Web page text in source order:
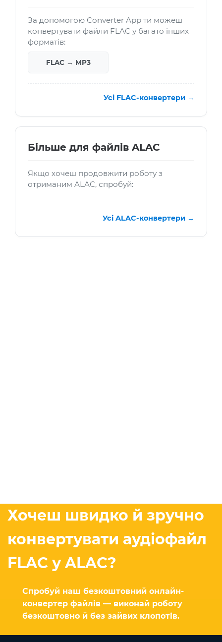
За допомогою Converter App ти можеш
конвертувати файли FLAC у багато інших
форматів:
FLAC → MP3
Усі FLAC-конвертери →
Більше для файлів ALAC
Якщо хочеш продовжити роботу з
отриманим ALAC, спробуй:
Усі ALAC-конвертери →
Хочеш швидко й зручно
конвертувати аудіофайл
FLAC у ALAC?
Спробуй наш безкоштовний онлайн-
конвертер файлів — виконай роботу
безкоштовно й без зайвих клопотів.